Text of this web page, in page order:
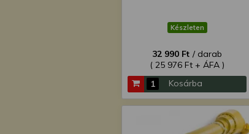
Készleten
32 990 Ft / darab
( 25 976 Ft + ÁFA )
Kosárba